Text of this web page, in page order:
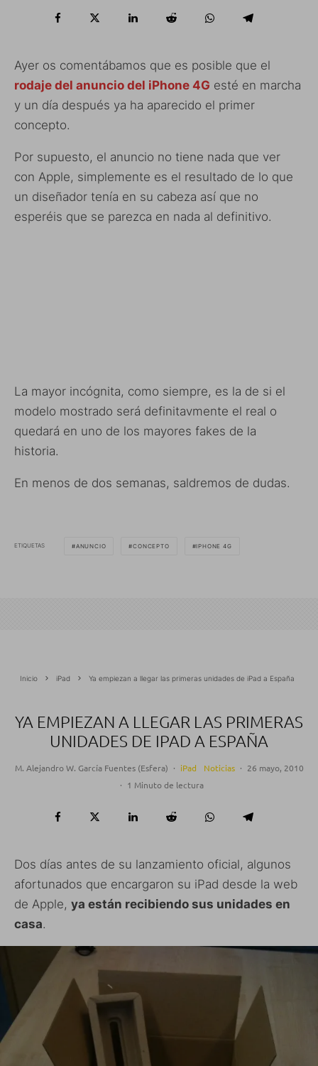
Ayer os comentábamos que es posible que el
rodaje del anuncio del iPhone 4G esté en marcha
y un día después ya ha aparecido el primer
concepto.
Por supuesto, el anuncio no tiene nada que ver
con Apple, simplemente es el resultado de lo que
un diseñador tenía en su cabeza así que no
esperéis que se parezca en nada al definitivo.
La mayor incógnita, como siempre, es la de si el
modelo mostrado será definitavmente el real o
quedará en uno de los mayores fakes de la
historia.
En menos de dos semanas, saldremos de dudas.
ETIQUETAS ANUNCIO CONCEPTO IPHONE 4G
Inicio iPad Ya empiezan a llegar las primeras unidades de iPad a España
YA EMPIEZAN A LLEGAR LAS PRIMERAS
UNIDADES DE IPAD A ESPAÑA
M. Alejandro W. García Fuentes (Esfera) · iPad Noticias · 26 mayo, 2010
· 1 Minuto de lectura
Dos días antes de su lanzamiento oficial, algunos
afortunados que encargaron su iPad desde la web
de Apple, ya están recibiendo sus unidades en
casa.